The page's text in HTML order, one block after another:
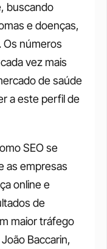
buscando
e doenças,
Os números
vez mais
de saúde
a este perfil de
SEO se
as empresas
online e
de
maior tráfego
Baccarin,